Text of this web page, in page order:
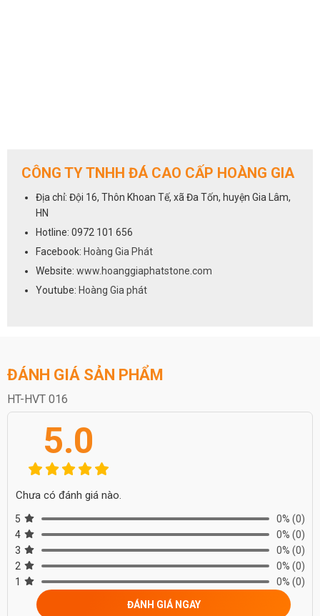
CÔNG TY TNHH ĐÁ CAO CẤP HOÀNG GIA
Địa chỉ: Đội 16, Thôn Khoan Tế, xã Đa Tốn, huyện Gia Lâm,
HN
Hotline: 0972 101 656
Facebook: Hoàng Gia Phát
Website: www.hoanggiaphatstone.com
Youtube: Hoàng Gia phát
ĐÁNH GIÁ SẢN PHẨM
HT-HVT 016
5.0
Chưa có đánh giá nào.
5 0% (0)
4
0% (0)
3
0% (0)
2
0% (0)
1
0% (0)
ĐÁNH GIÁ NGAY